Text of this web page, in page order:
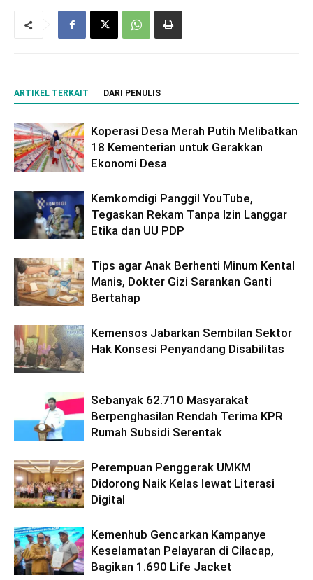
ARTIKEL TERKAIT DARI PENULIS
Koperasi Desa Merah Putih Melibatkan
18 Kementerian untuk Gerakkan
Ekonomi Desa
Kemkomdigi Panggil YouTube,
Tegaskan Rekam Tanpa Izin Langgar
Etika dan UU PDP
Tips agar Anak Berhenti Minum Kental
Manis, Dokter Gizi Sarankan Ganti
Bertahap
Kemensos Jabarkan Sembilan Sektor
Hak Konsesi Penyandang Disabilitas
Sebanyak 62.710 Masyarakat
Berpenghasilan Rendah Terima KPR
Rumah Subsidi Serentak
Perempuan Penggerak UMKM
Didorong Naik Kelas lewat Literasi
Digital
Kemenhub Gencarkan Kampanye
Keselamatan Pelayaran di Cilacap,
Bagikan 1.690 Life Jacket